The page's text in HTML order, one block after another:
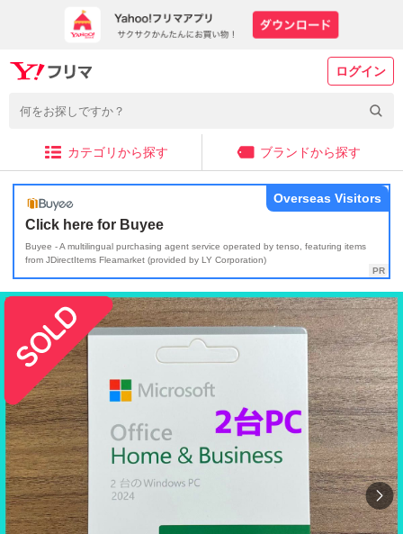
ログイン
カテゴリから探す ブランドから探す
Click here for Buyee
Buyee - A multilingual purchasing agent service operated by tenso, featuring items
from JDirectItems Fleamarket (provided by LY Corporation)
Overseas Visitors